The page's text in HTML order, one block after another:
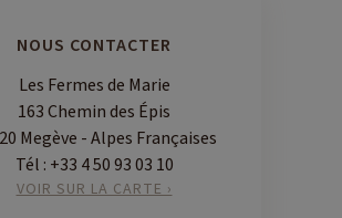
NOUS CONTACTER
Les Fermes de Marie
163 Chemin des Épis
Megève - Alpes Françaises
Tél : +33 4 50 93 03 10
VOIR SUR LA CARTE ›